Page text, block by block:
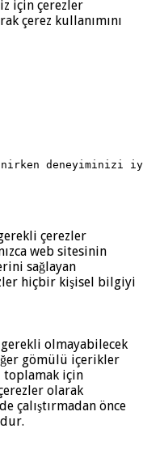
için çerezler
çerez kullanımını
deneyiminizi
çerezler
web sitesinin
sağlayan
hiçbir kişisel bilgiyi
olmayabilecek
gömülü içerikler
toplamak için
olarak
çalıştırmadan önce